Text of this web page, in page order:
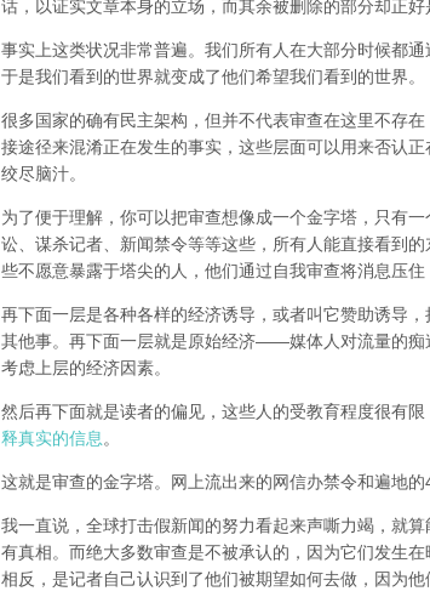
话，以证实文章本身的立场，而其余被删除的部分却正好
事实上这类状况非常普遍。我们所有人在大部分时候都
于是我们看到的世界就变成了他们希望我们看到的世界。
很多国家的确有民主架构，但并不代表审查在这里不存
接途径来混淆正在发生的事实，这些层面可以用来否认
绞尽脑汁。
为了便于理解，你可以把审查想像成一个金字塔，只有
讼、谋杀记者、新闻禁令等等这些，所有人能直接看到
些不愿意暴露于塔尖的人，他们通过自我审查将消息压住
再下面一层是各种各样的经济诱导，或者叫它赞助诱导
其他事。再下面一层就是原始经济——媒体人对流量的
考虑上层的经济因素。
然后再下面就是读者的偏见，这些人的受教育程度很有限
释真实的信息 。
这就是审查的金字塔。网上流出来的网信办禁令和遍地
我一直说，全球打击假新闻的努力看起来声嘶力竭，就
有真相。而绝大多数审查是不被承认的，因为它们发生
相反，是记者自己认识到了他们被期望如何去做，因为他